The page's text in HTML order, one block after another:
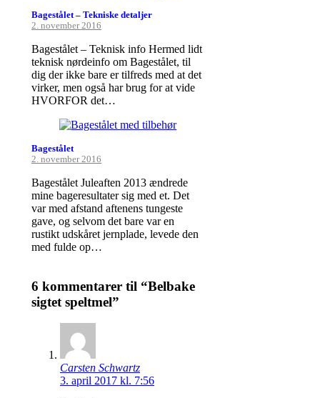
Bagestålet – Tekniske detaljer
2. november 2016
Bagestålet – Teknisk info Hermed lidt
teknisk nørdeinfo om Bagestålet, til
dig der ikke bare er tilfreds med at det
virker, men også har brug for at vide
HVORFOR det…
Bagestålet
2. november 2016
Bagestålet Juleaften 2013 ændrede
mine bageresultater sig med et. Det
var med afstand aftenens tungeste
gave, og selvom det bare var en
rustikt udskåret jernplade, levede den
med fulde op…
6 kommentarer til “Belbake
sigtet speltmel”
Carsten Schwartz
3. april 2017 kl. 7:56